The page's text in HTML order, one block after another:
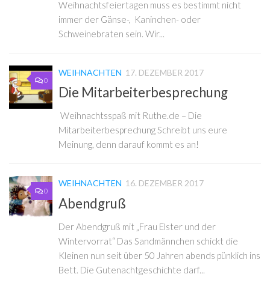
Weihnachtsfeiertagen muss es bestimmt nicht
immer der Gänse-, Kaninchen- oder
Schweinebraten sein. Wir...
0
WEIHNACHTEN 17. DEZEMBER 2017
Die Mitarbeiterbesprechung
Weihnachtsspaß mit Ruthe.de – Die
Mitarbeiterbesprechung Schreibt uns eure
Meinung, denn darauf kommt es an!
0
WEIHNACHTEN 16. DEZEMBER 2017
Abendgruß
Der Abendgruß mit „Frau Elster und der
Wintervorrat“ Das Sandmännchen schickt die
Kleinen nun seit über 50 Jahren abends pünklich ins
Bett. Die Gutenachtgeschichte darf...